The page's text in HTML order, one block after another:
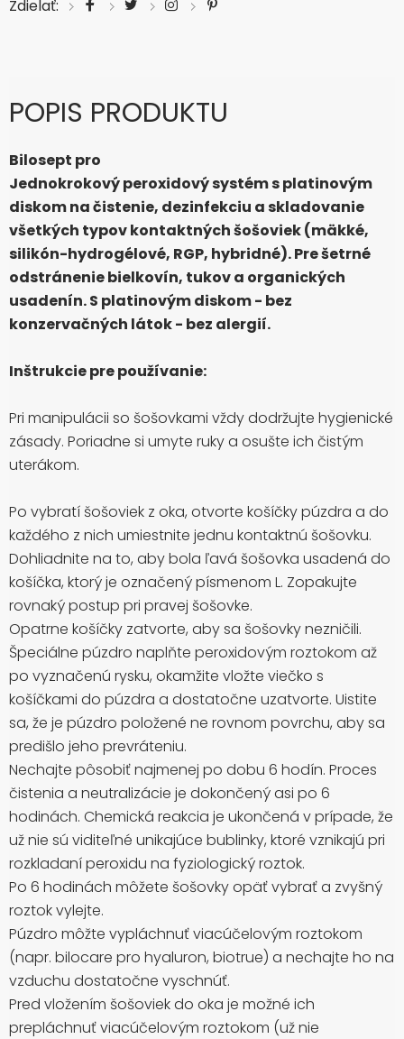
Zdielať:
POPIS PRODUKTU
Bilosept pro
Jednokrokový peroxidový systém s platinovým
diskom na čistenie, dezinfekciu a skladovanie
všetkých typov kontaktných šošoviek (mäkké,
silikón-hydrogélové, RGP, hybridné). Pre šetrné
odstránenie bielkovín, tukov a organických
usadenín. S platinovým diskom - bez
konzervačných látok - bez alergií.
Inštrukcie pre používanie:
Pri manipulácii so šošovkami vždy dodržujte hygienické
zásady. Poriadne si umyte ruky a osušte ich čistým
uterákom.
Po vybratí šošoviek z oka, otvorte košíčky púzdra a do
každého z nich umiestnite jednu kontaktnú šošovku.
Dohliadnite na to, aby bola ľavá šošovka usadená do
košíčka, ktorý je označený písmenom L. Zopakujte
rovnaký postup pri pravej šošovke.
Opatrne košíčky zatvorte, aby sa šošovky nezničili.
Špeciálne púzdro naplňte peroxidovým roztokom až
po vyznačenú rysku, okamžite vložte viečko s
košíčkami do púzdra a dostatočne uzatvorte. Uistite
sa, že je púzdro položené ne rovnom povrchu, aby sa
predišlo jeho prevráteniu.
Nechajte pôsobiť najmenej po dobu 6 hodín. Proces
čistenia a neutralizácie je dokončený asi po 6
hodinách. Chemická reakcia je ukončená v prípade, že
už nie sú viditeľné unikajúce bublinky, ktoré vznikajú pri
rozkladaní peroxidu na fyziologický roztok.
Po 6 hodinách môžete šošovky opäť vybrať a zvyšný
roztok vylejte.
Púzdro môžte vypláchnuť viacúčelovým roztokom
(napr. bilocare pro hyaluron, biotrue) a nechajte ho na
vzduchu dostatočne vyschnúť.
Pred vložením šošoviek do oka je možné ich
prepláchnuť viacúčelovým roztokom (už nie